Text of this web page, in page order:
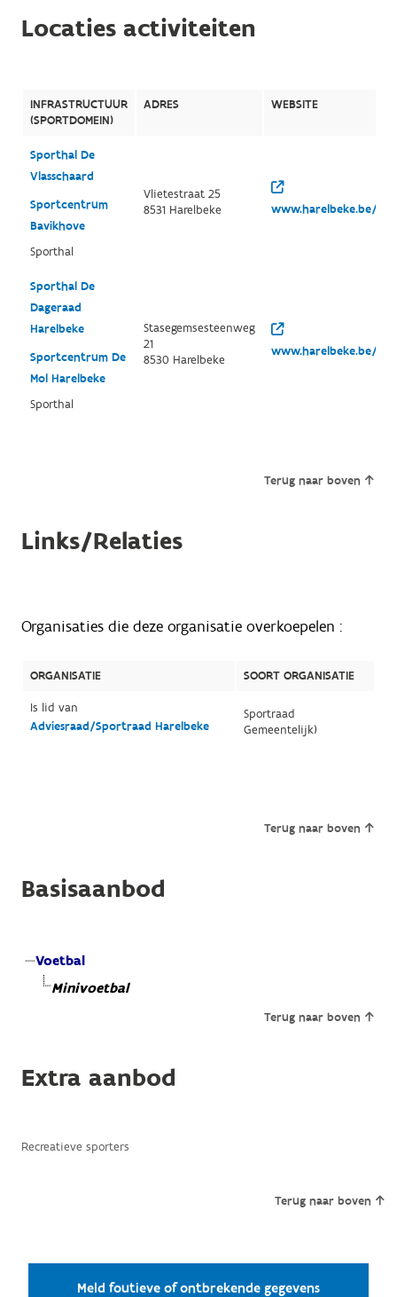
Locaties activiteiten
INFRASTRUCTUUR
(SPORTDOMEIN)
ADRES WEBSITE
Sporthal De
Vlasschaard
Sportcentrum
Bavikhove
Sporthal
Vlietestraat 25
8531 Harelbeke
www.harelbeke.be/
Sporthal De
Dageraad
Harelbeke
Sportcentrum De
Mol Harelbeke
Sporthal
Stasegemsesteenweg
21
8530 Harelbeke
www.harelbeke.be/
Terug naar boven
Links/Relaties
Organisaties die deze organisatie overkoepelen :
ORGANISATIE
SOORT ORGANISATIE
Is lid van
Adviesraad/Sportraad Harelbeke
Sportraad
Gemeentelijk)
Terug naar boven
Basisaanbod
Voetbal
Minivoetbal
Terug naar boven
Extra aanbod
Recreatieve sporters
Terug naar boven
Meld foutieve of ontbrekende gegevens